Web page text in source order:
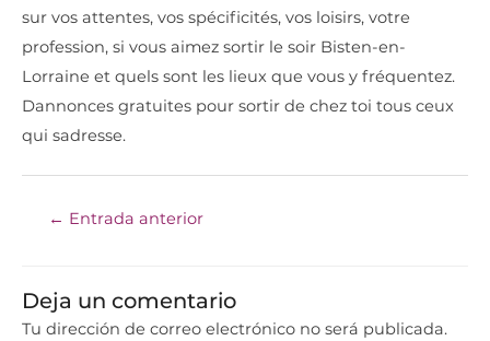
sur vos attentes, vos spécificités, vos loisirs, votre
profession, si vous aimez sortir le soir Bisten-en-
Lorraine et quels sont les lieux que vous y fréquentez.
Dannonces gratuites pour sortir de chez toi tous ceux
qui sadresse.
← Entrada anterior
Deja un comentario
Tu dirección de correo electrónico no será publicada.